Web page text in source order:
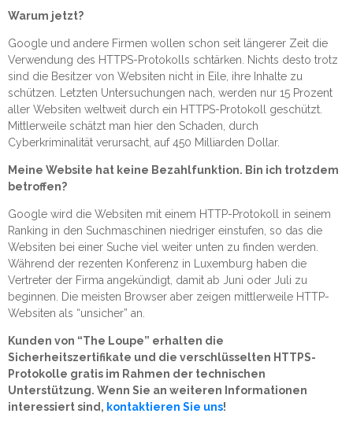
Warum jetzt?
Google und andere Firmen wollen schon seit längerer Zeit die
Verwendung des HTTPS-Protokolls schtärken. Nichts desto trotz
sind die Besitzer von Websiten nicht in Eile, ihre Inhalte zu
schützen. Letzten Untersuchungen nach, werden nur 15 Prozent
aller Websiten weltweit durch ein HTTPS-Protokoll geschützt.
Mittlerweile schätzt man hier den Schaden, durch
Cyberkriminalität verursacht, auf 450 Milliarden Dollar.
Meine Website hat keine Bezahlfunktion. Bin ich trotzdem
betroffen?
Google wird die Websiten mit einem HTTP-Protokoll in seinem
Ranking in den Suchmaschinen niedriger einstufen, so das die
Websiten bei einer Suche viel weiter unten zu finden werden.
Während der rezenten Konferenz in Luxemburg haben die
Vertreter der Firma angekündigt, damit ab Juni oder Juli zu
beginnen. Die meisten Browser aber zeigen mittlerweile HTTP-
Websiten als “unsicher” an.
Kunden von “The Loupe” erhalten die
Sicherheitszertifikate und die verschlüsselten HTTPS-
Protokolle gratis im Rahmen der technischen
Unterstützung. Wenn Sie an weiteren Informationen
interessiert sind, kontaktieren Sie uns!